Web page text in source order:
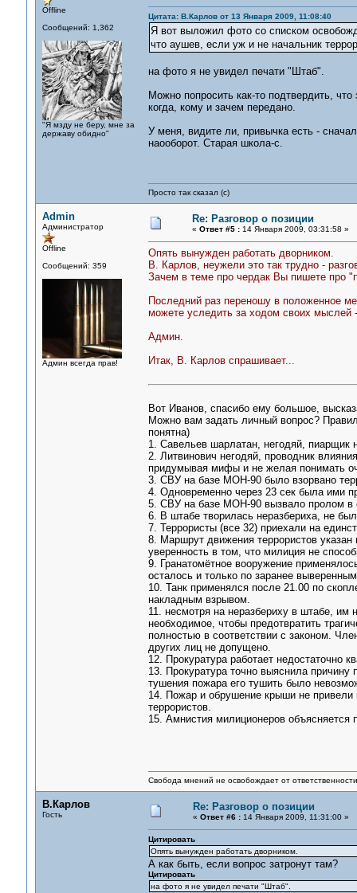
Offline
Сообщений: 1,362
"Я мзду не беру, мне за
державу обидно"
Цитата: В.Карлов от 13 Января 2009, 11:08:40
Я вот выложил фото со списком
что аушев, если уж и не начальник
на фото я не увидел печати "Штаб".
Можно попросить как-то подтвердить,
когда, кому и зачем передано.
У меня, видите ли, привычка есть -
наооборот. Старая школа-с.
Просто так сказал (с)
Admin
Администратор
Offline
Сообщений: 359
Админ всегда прав!
Re: Разговор о позиции
« Ответ #5 :14 Января 2009, 03:31:58 »
Опять вынужден работать дворником.
В. Карлов, неужели это так трудно -
Зачем в теме про чердак Вы пишете про
Последний раз переношу в положенное
можете уследить за ходом своих мыслей
Админ.
Итак, В. Карлов спрашивает...
Вот Иванов, спасибо ему большое,
Можно вам задать личный вопрос?
понятна)
1. Савельев шарлатан, негодяй, пиарщик
2. Литвинович негодяй, проводник
придумывая мифы и не желая понимать
3. СВУ на базе МОН-90 было взорвано
4. Одновременно через 23 сек была ими
5. СВУ на базе МОН-90 вызвало пролом в
6. В штабе творилась неразбериха, не
7. Террористы (все 32) приехали на
8. Маршрут движения террористов
уверенность в том, что милиция не
9. Гранатомётное вооружение
осталось и только по заранее
10. Танк применялся после 21.00 по
накладным взрывом.
11. несмотря на неразбериху в штабе,
необходимое, чтобы предотвратить
полностью в соответствии с законом.
других лиц не допущено.
12. Прокуратура работает
13. Прокуратура точно выяснила
тушения пожара его тушить было
14. Пожар и обрушение крыши не привели
террористов.
15. Амнистия милиционеров
Свобода мнений не освобождает от
В.Карлов
Гость
Re: Разговор о позиции
« Ответ #6 :14 Января 2009, 11:31:00 »
Цитировать
Опять вынужден работать дворником.
А как быть, если вопрос затронут там?
Цитировать
на фото я не увидел печати "Штаб".